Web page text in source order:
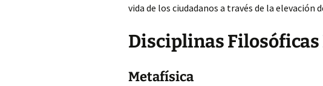
vida de los ciudadanos a través de la
Disciplinas
Metafísica